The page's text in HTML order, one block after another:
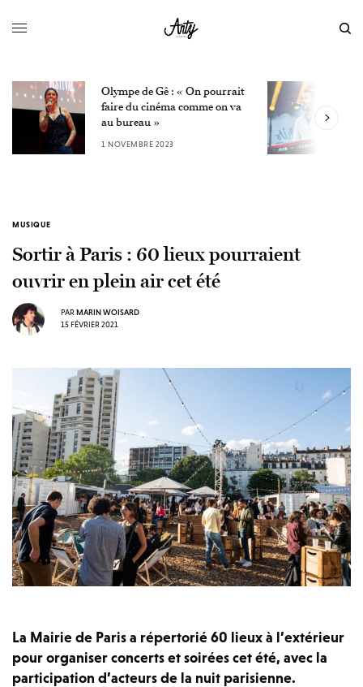
Olympe de Gê : « On pourrait
faire du cinéma comme on va
au bureau »
1 NOVEMBRE 2023
MUSIQUE
Sortir à Paris : 60 lieux pourraient
ouvrir en plein air cet été
PAR MARIN WOISARD
15 FÉVRIER 2021
La Mairie de Paris a répertorié 60 lieux à l’extérieur
pour organiser concerts et soirées cet été, avec la
participation d’acteurs de la nuit parisienne.